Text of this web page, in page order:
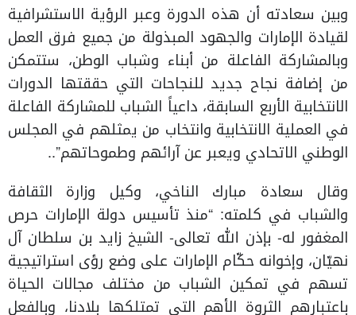
وبين سعادته أن هذه الدورة وعبر الرؤية الاستشرافية
لقيادة الإمارات والجهود المبذولة من جميع فرق العمل
وبالمشاركة الفاعلة من أبناء وشباب الوطن، ستتمكن
من إضافة نجاح جديد للنجاحات التي حققتها الدورات
الانتخابية الأربع السابقة، داعياً الشباب للمشاركة الفاعلة
في العملية الانتخابية وانتخاب من يمثلهم في المجلس
الوطني الاتحادي ويعبر عن آرائهم وطموحاتهم”..
وقال سعادة مبارك الناخي، وكيل وزارة الثقافة
والشباب في كلمته: “منذ تأسيس دولة الإمارات حرص
المغفور له- بإذن الله تعالى- الشيخ زايد بن سلطان آل
نهيّان، وإخوانه حكّام الإمارات على وضع رؤى استراتيجية
تسهم في تمكين الشباب من مختلف مجالات الحياة
باعتبارهم الثروة الأهم التي تمتلكها بلادنا، وبالفعل